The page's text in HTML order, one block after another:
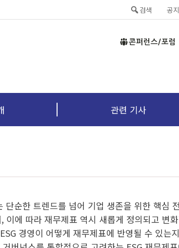
검색 공
콘퍼런스/포럼
관련 기사
순한 트렌드를 넘어 기업 생존을 위한 핵심
에 따라 재무제표 역시 새롭게 정의되고 변
경영이 어떻게 재무제표에 반영될 수 있는